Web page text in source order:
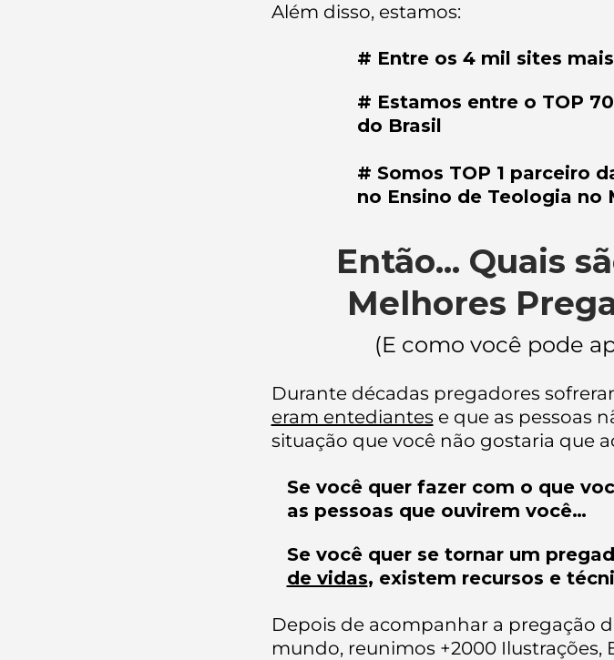
Além disso, estamos:
# Entre os 4 mil sites
# Estamos entre o TOP
do Brasil
​# Somos TOP 1 parceiro
no Ensino de Teologia no
Então... Quais
Melhores
(E como você pode
Durante décadas pregadores
eram entediantes e que as pessoas
situação que você não gostaria que
Se você quer fazer com o que
as pessoas que ouvirem você…
Se você quer se tornar um
de vidas, existem recursos e
Depois de acompanhar a pregação
mundo, reunimos +2000 Ilustrações,